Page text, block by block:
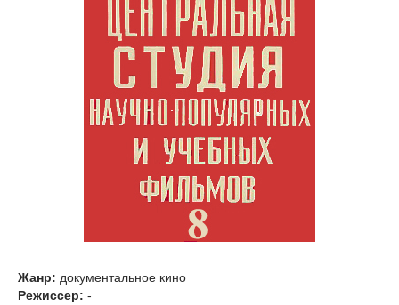
Жанр: документальное кино
Режиссер: -